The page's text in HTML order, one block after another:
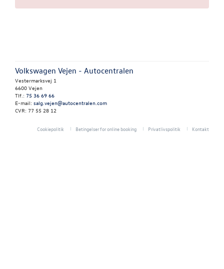
Volkswagen Vejen - Autocentralen
Vestermarksvej 1
6600 Vejen
Tlf.: 75 36 69 66
E-mail: salg.vejen@autocentralen.com
CVR: 77 55 28 12
Cookiepolitik Betingelser for online booking Privatlivspolitik Kontakt